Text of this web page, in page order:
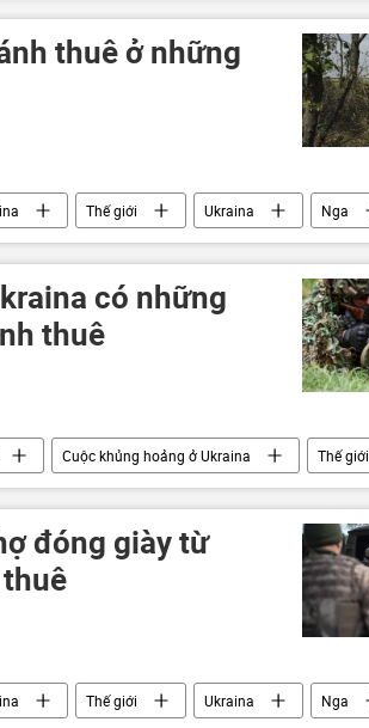
Bộ Quốc phòng Nga
thuê ở những
Thế giới Ukraina
Nga
Mexico Panama
có những
thuê
Cuộc khủng hoảng ở Ukraina
Thế giới
phòng Nga Nga Trung Đông
đóng giày từ
Thế giới Ukraina
Nga